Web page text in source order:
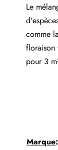
Le
comme
floraison
pour 3
Marque: